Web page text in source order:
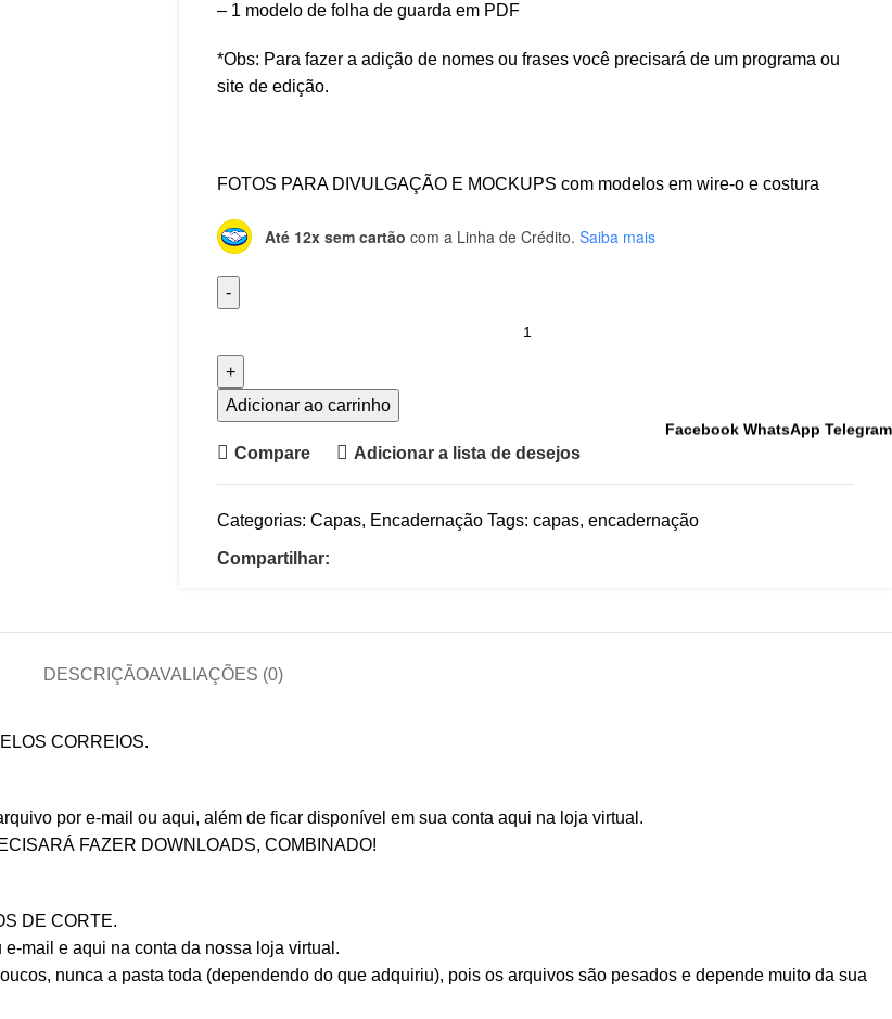
– 1 modelo de folha de guarda em PDF
*Obs: Para fazer a adição de nomes ou frases você precisará de um programa ou
site de edição.
FOTOS PARA DIVULGAÇÃO E MOCKUPS com modelos em wire-o e costura
Até 12x sem cartão com a Linha de Crédito. Saiba mais
Adicionar ao carrinho
Compare Adicionar a lista de desejos
Categorias: Capas, Encadernação Tags: capas, encadernação
Compartilhar:
DESCRIÇÃOAVALIAÇÕES (0)
CORREIOS.
por e-mail ou aqui, além de ficar disponível em sua conta aqui na loja virtual.
FAZER DOWNLOADS, COMBINADO!
DE CORTE.
mail e aqui na conta da nossa loja virtual.
nunca a pasta toda (dependendo do que adquiriu), pois os arquivos são pesados e depende muito da sua
Facebook WhatsApp Telegram